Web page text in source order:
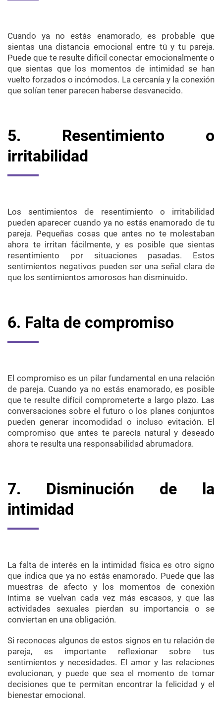
Cuando ya no estás enamorado, es probable que
sientas una distancia emocional entre tú y tu pareja.
Puede que te resulte difícil conectar emocionalmente o
que sientas que los momentos de intimidad se han
vuelto forzados o incómodos. La cercanía y la conexión
que solían tener parecen haberse desvanecido.
5. Resentimiento o
irritabilidad
Los sentimientos de resentimiento o irritabilidad
pueden aparecer cuando ya no estás enamorado de tu
pareja. Pequeñas cosas que antes no te molestaban
ahora te irritan fácilmente, y es posible que sientas
resentimiento por situaciones pasadas. Estos
sentimientos negativos pueden ser una señal clara de
que los sentimientos amorosos han disminuido.
6. Falta de compromiso
El compromiso es un pilar fundamental en una relación
de pareja. Cuando ya no estás enamorado, es posible
que te resulte difícil comprometerte a largo plazo. Las
conversaciones sobre el futuro o los planes conjuntos
pueden generar incomodidad o incluso evitación. El
compromiso que antes te parecía natural y deseado
ahora te resulta una responsabilidad abrumadora.
7. Disminución de la
intimidad
La falta de interés en la intimidad física es otro signo
que indica que ya no estás enamorado. Puede que las
muestras de afecto y los momentos de conexión
íntima se vuelvan cada vez más escasos, y que las
actividades sexuales pierdan su importancia o se
conviertan en una obligación.
Si reconoces algunos de estos signos en tu relación de
pareja, es importante reflexionar sobre tus
sentimientos y necesidades. El amor y las relaciones
evolucionan, y puede que sea el momento de tomar
decisiones que te permitan encontrar la felicidad y el
bienestar emocional.